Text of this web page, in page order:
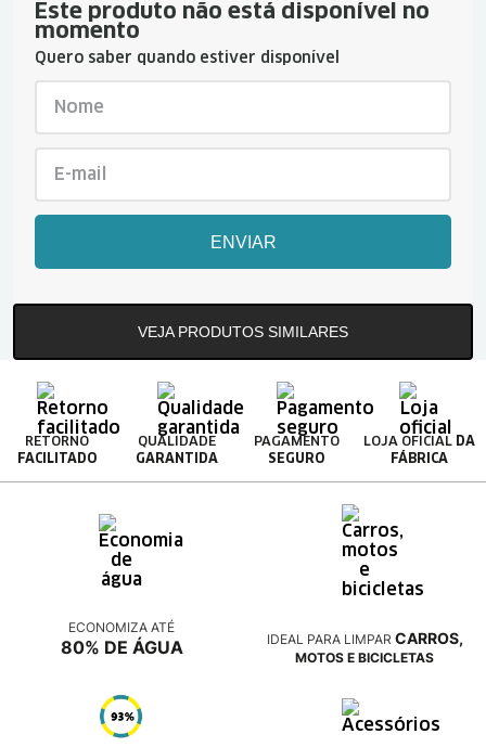
Este produto não está disponível no
momento
Quero saber quando estiver disponível
ENVIAR
VEJA PRODUTOS SIMILARES
RETORNO
FACILITADO
QUALIDADE
GARANTIDA
PAGAMENTO
SEGURO
LOJA OFICIAL DA
FÁBRICA
ECONOMIZA ATÉ
80% DE ÁGUA IDEAL PARA LIMPAR CARROS,
MOTOS E BICICLETAS